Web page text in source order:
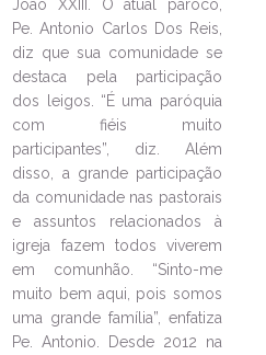
LEIA NO DIOCESE
Padre Jorjão arrecada
cestas básicas na
Natal 2024
09/01/2025 Ouça a
CATEGORIA
João XXIII. O atual pároco,
Pe. Antonio Carlos Dos Reis,
diz que sua comunidade se
destaca pela participação
dos leigos. “É uma paróquia
com fiéis muito
participantes”, diz. Além
disso, a grande participação
da comunidade nas pastorais
e assuntos relacionados à
igreja fazem todos viverem
em comunhão. “Sinto-me
muito bem aqui, pois somos
uma grande família”, enfatiza
Pe. Antonio. Desde 2012 na